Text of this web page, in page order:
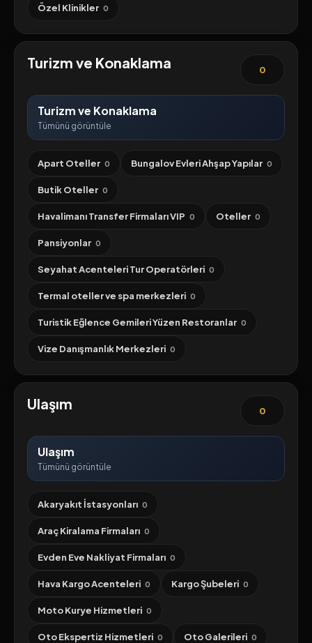
Özel Klinikler 0
Turizm ve Konaklama 0
Turizm ve Konaklama
Tümünü görüntüle
Apart Oteller 0 Bungalov Evleri Ahşap Yapılar 0
Butik Oteller 0
Havalimanı Transfer Firmaları VIP 0 Oteller 0
Pansiyonlar 0
Seyahat Acenteleri Tur Operatörleri 0
Termal oteller ve spa merkezleri 0
Turistik Eğlence Gemileri Yüzen Restoranlar 0
Vize Danışmanlık Merkezleri 0
Ulaşım 0
Ulaşım
Tümünü görüntüle
Akaryakıt İstasyonları 0
Araç Kiralama Firmaları 0
Evden Eve Nakliyat Firmaları 0
Hava Kargo Acenteleri 0 Kargo Şubeleri 0
Moto Kurye Hizmetleri 0
Oto Ekspertiz Hizmetleri 0 Oto Galerileri 0